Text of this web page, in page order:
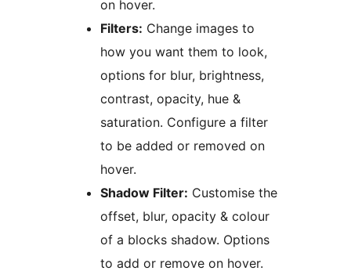
on hover.
Filters: Change images to
how you want them to look,
options for blur, brightness,
contrast, opacity, hue &
saturation. Configure a filter
to be added or removed on
hover.
Shadow Filter: Customise the
offset, blur, opacity & colour
of a blocks shadow. Options
to add or remove on hover.